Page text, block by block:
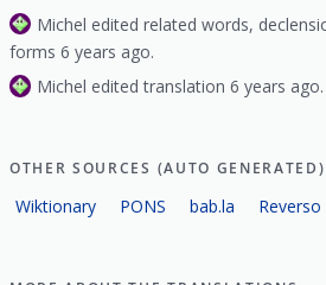
Michel edited related words,
forms 6 years ago.
Michel edited translation 6 years ago.
OTHER SOURCES (AUTO GENERATED)
Wiktionary PONS bab.la Reverso